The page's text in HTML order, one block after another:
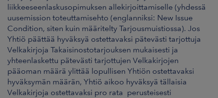
liikkeeseenlaskusopimuksen allekirjoittamiselle (yhdessä
uusemission toteuttamisehto (englanniksi: New Issue
Condition, siten kuin määritelty Tarjousmuistiossa). Jos
Yhtiö päättää hyväksyä ostettavaksi pätevästi tarjottuja
Velkakirjoja Takaisinostotarjouksen mukaisesti ja
yhteenlaskettu pätevästi tarjottujen Velkakirjojen
pääoman määrä ylittää lopullisen Yhtiön ostettavaksi
hyväksymän määrän, Yhtiö aikoo hyväksyä tällaisia
Velkakirjoja ostettavaksi pro rata perusteisesti